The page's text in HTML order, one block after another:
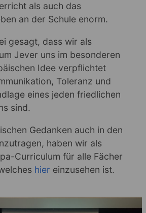
als auch das
an der Schule enorm.
gesagt, dass wir als
Jever uns im besonderen
Idee verpflichtet
Toleranz und
eines jeden friedlichen
sind.
Gedanken auch in den
haben wir als
Curriculum für alle Fächer
hier einzusehen ist.